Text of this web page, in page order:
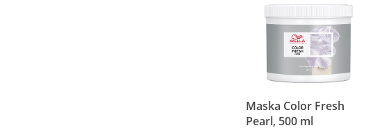
Maska Color Fresh
Pearl, 500 ml